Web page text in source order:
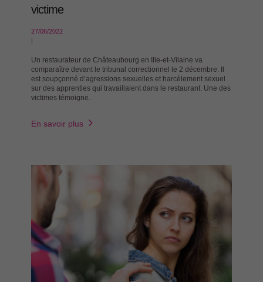
victime
27/06/2022
Un restaurateur de Châteaubourg en Ille-et-Vilaine va
comparaître devant le tribunal correctionnel le 2 décembre. Il
est soupçonné d’agressions sexuelles et harcèlement sexuel
sur des apprenties qui travaillaient dans le restaurant. Une des
victimes témoigne.
En savoir plus